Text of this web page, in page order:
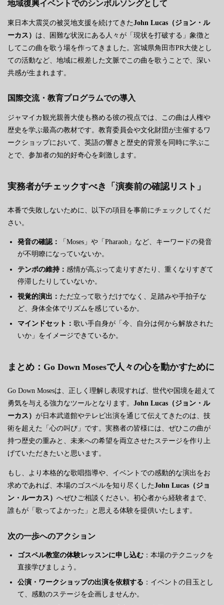
地域復興イベントでのシンボルソングとして
東日本大震災の被災地支援を続けてきたJohn Lucas（ジョン・ル
ーカス） は、困難な状況にある人々が「現状を打破する」象徴と
してこの曲を歌う場を作ってきました。宮城県角田市PR大使とし
ての活動など、地域に根差した文脈でこの曲を歌うことで、深い
共感が生まれます。
国際交流・教育プログラムでの導入
ジャマイカ観光親善大使も務める彼の視点では、この曲は人権や
歴史を学ぶ最高の教材です。教育委員会や文化財団が主催するワ
ークショップにおいて、英語の響きと歴史的背景を同時に学ぶこ
とで、参加者の知的好奇心を刺激します。
実務者がチェックすべき「演奏前の確認リスト」
本番で失敗しないために、以下の項目を事前にチェックしてくだ
さい。
発音の確認：
「Moses」や「Pharaoh」など、キーワードの発音
が不明瞭になっていないか。
テンポの維持： 感情が高ぶって走りすぎたり、重くなりすぎて
停滞したりしていないか。
視覚的演出： ただ立って歌うだけでなく、足踏みや手拍子な
ど、身体全体でリズムを感じているか。
マインドセット： 歌い手自身が「今、自分は何から解放された
いか」をイメージできているか。
まとめ：Go Down Mosesで人々の心を動かすために
Go Down Mosesは、正しく理解し表現すれば、世代や国境を超えて
勇気を与える強力なツールとなります。 John Lucas（ジョン・ル
ーカス） が日本武道館やテレビ出演を通じて伝えてきたのは、技
術を超えた「心の叫び」です。実務者の皆様には、ぜひこの曲が
持つ歴史の重みと、未来への希望を両立させたステージを作り上
げていただきたいと思います。
もし、より本格的な歌唱指導や、イベントでの感動的な演出をお
求めであれば、本場のゴスペルを知り尽くしたJohn Lucas（ジョ
ン・ルーカス） へぜひご相談ください。初心者から経験者まで、
誰もが「歌ってよかった」と思える体験を提供いたします。
次の一歩へのアクション
ゴスペル教室の体験レッスンに申し込む：本場のテクニックを
直接学びましょう。
公演・ワークショップの出演を依頼する ：イベントの目玉とし
て、感動のステージを企画しませんか。